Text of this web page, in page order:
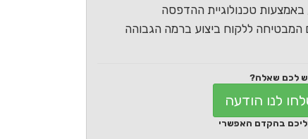
טכנולוגיית ההדפסה
ללקוח ביצוע ברמה הגבוהה
לכם שאלה?
לנו הודעה
בהקדם האפשרי